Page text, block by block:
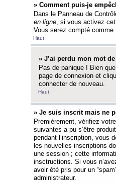
» Comment puis-je
Dans le Panneau de
en ligne, si vous activez
Vous serez compté comme
Haut
» J’ai perdu mon mot
Pas de panique ! Bien
page de connexion et
connecter de nouveau.
Haut
» Je suis inscrit mais ne
Premièrement, vérifiez
suivantes a pu s’être
pendant l’inscription, vous
les nouvelles inscriptions
une session ; cette
insctructions. Si vous
avoir été pris pour un
administrateur.